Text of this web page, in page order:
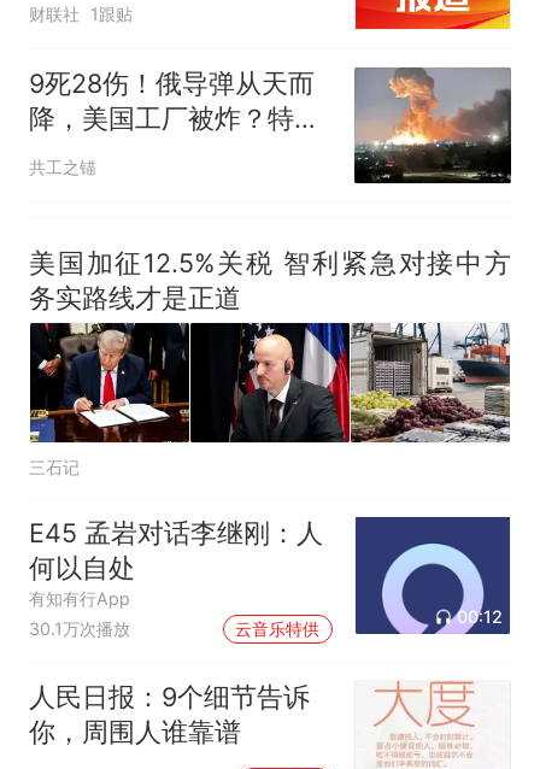
财联社 1跟贴
9死28伤！俄导弹从天而
降，美国工厂被炸？特朗
普下令：派出特使
共工之锚
美国加征12.5%关税 智利紧急对接中方
务实路线才是正道
三石记
E45 孟岩对话李继刚：人
何以自处
有知有行App
30.1万次播放
云音乐特供
00:12
人民日报：9个细节告诉
你，周围人谁靠谱